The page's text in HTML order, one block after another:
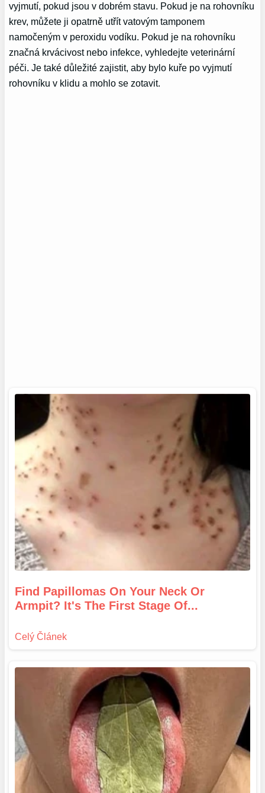
vyjmutí, pokud jsou v dobrém stavu. Pokud je na rohovníku
krev, můžete ji opatrně utřít vatovým tamponem
namočeným v peroxidu vodíku. Pokud je na rohovníku
značná krvácivost nebo infekce, vyhledejte veterinární
péči. Je také důležité zajistit, aby bylo kuře po vyjmutí
rohovníku v klidu a mohlo se zotavit.
Find Papillomas On Your Neck Or
Armpit? It's The First Stage Of...